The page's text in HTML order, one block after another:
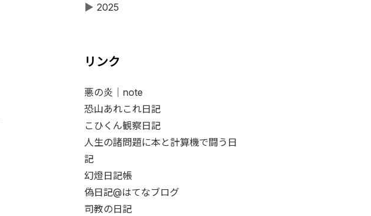
▶ 2025
リンク
悪の炎｜note
恐山あれこれ日記
こひくん観察日記
人生の諸問題に本と計算機で闘う日
記
幻燈日記帳
偽日記@はてなブログ
司教の日記